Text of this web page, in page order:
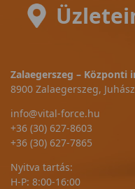
Zalaegerszeg – Központi
8900 Zalaegerszeg,
info@vital-force.hu
+36 (30) 627-8603
+36 (30) 627-7865
Nyitva tartás:
H-P: 8:00-16:00